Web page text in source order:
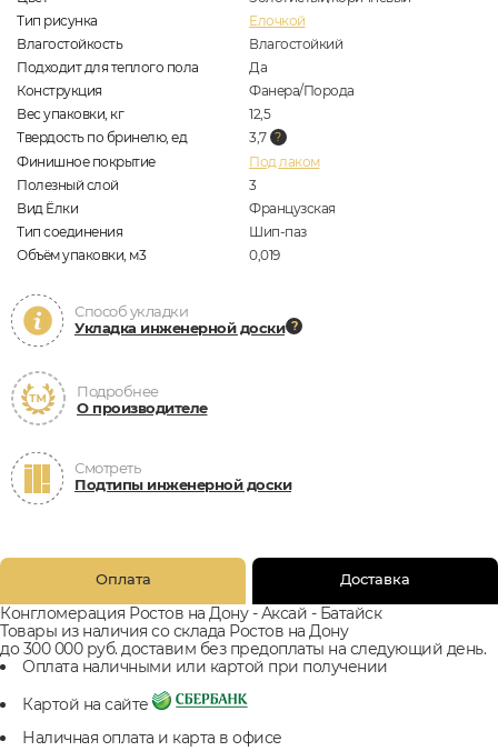
Тип рисунка
Елочкой
Влагостойкость
Влагостойкий
Подходит для теплого пола
Да
Конструкция
Фанера/Порода
Вес упаковки, кг
12,5
Твердость по бринелю, ед
3,7
Финишное покрытие
Под лаком
Полезный слой
3
Вид Ёлки
Французская
Тип соединения
Шип-паз
Объём упаковки, м3
0,019
Способ укладки
Укладка инженерной доски
Подробнее
О производителе
Смотреть
Подтипы инженерной доски
Оплата Доставка
Конгломерация Ростов на Дону - Аксай - Батайск
Товары из наличия со склада Ростов на Дону
до 300 000 руб. доставим без предоплаты на следующий день.
Оплата наличными или картой при получении
Картой на сайте
Наличная оплата и карта в офисе